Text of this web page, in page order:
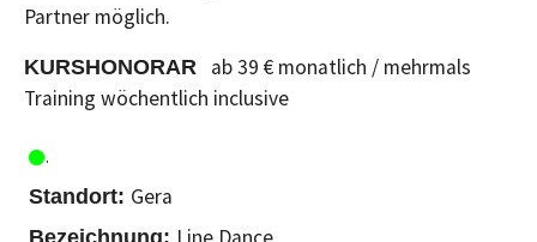
Partner möglich.
KURSHONORAR ab 39 € monatlich / mehrmals
Training wöchentlich inclusive
Gera
Line Dance